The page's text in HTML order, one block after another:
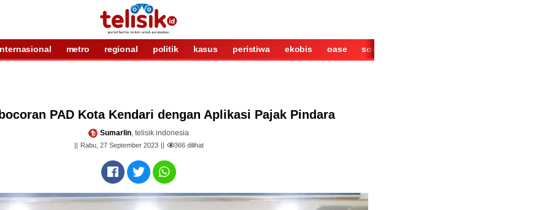
metro regional politik kasus peristiwa ekobis oase sosok
PAD Kota Kendari dengan Aplikasi Pajak Pindara
Sumarlin, telisik indonesia
Rabu, 27 September 2023 366dilihat